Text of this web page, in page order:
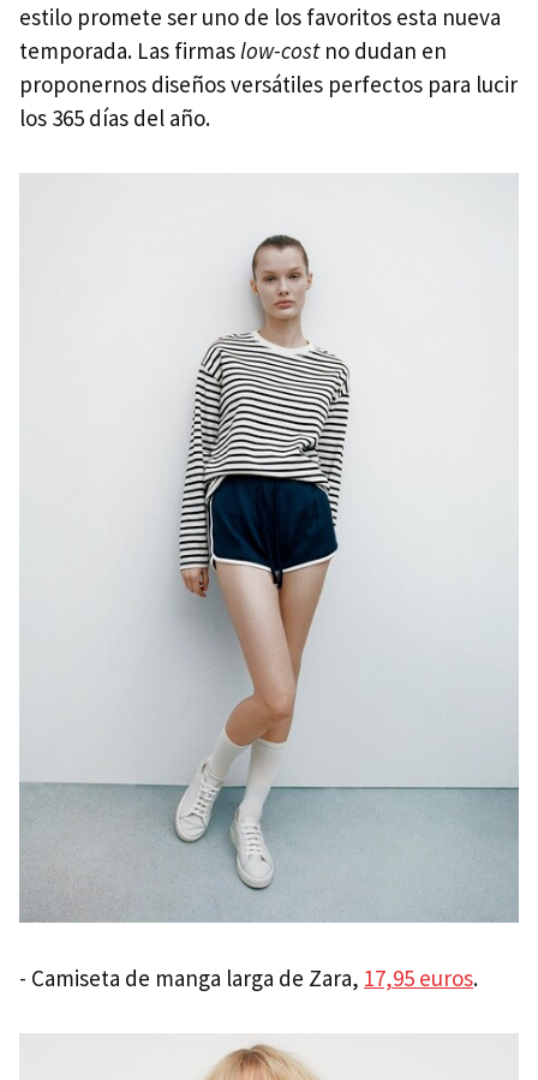
estilo promete ser uno de los favoritos esta nueva
temporada. Las firmaslow-costno dudan en
proponernos diseños versátiles perfectos para lucir
los 365 días del año.
- Camiseta de manga larga de Zara, 17,95 euros.